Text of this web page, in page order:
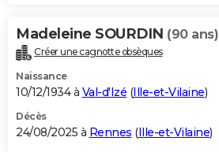
Madeleine SOURDIN (90 ans)
Créer une cagnotte obsèques
Naissance
10/12/1934 à Val-d'Izé (Ille-et-Vilaine)
Décès
24/08/2025 à Rennes (Ille-et-Vilaine)